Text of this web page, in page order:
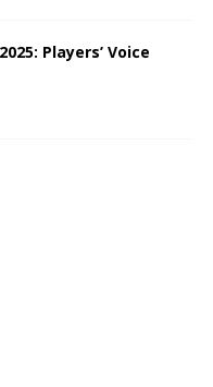
Players’ Voice